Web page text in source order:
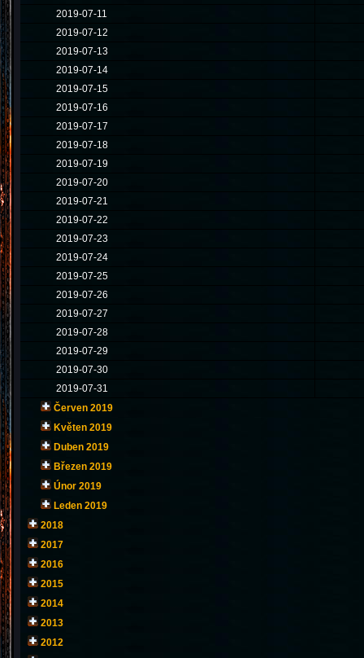
2019-07-11
2019-07-12
2019-07-13
2019-07-14
2019-07-15
2019-07-16
2019-07-17
2019-07-18
2019-07-19
2019-07-20
2019-07-21
2019-07-22
2019-07-23
2019-07-24
2019-07-25
2019-07-26
2019-07-27
2019-07-28
2019-07-29
2019-07-30
2019-07-31
Červen 2019
Květen 2019
Duben 2019
Březen 2019
Únor 2019
Leden 2019
2018
2017
2016
2015
2014
2013
2012